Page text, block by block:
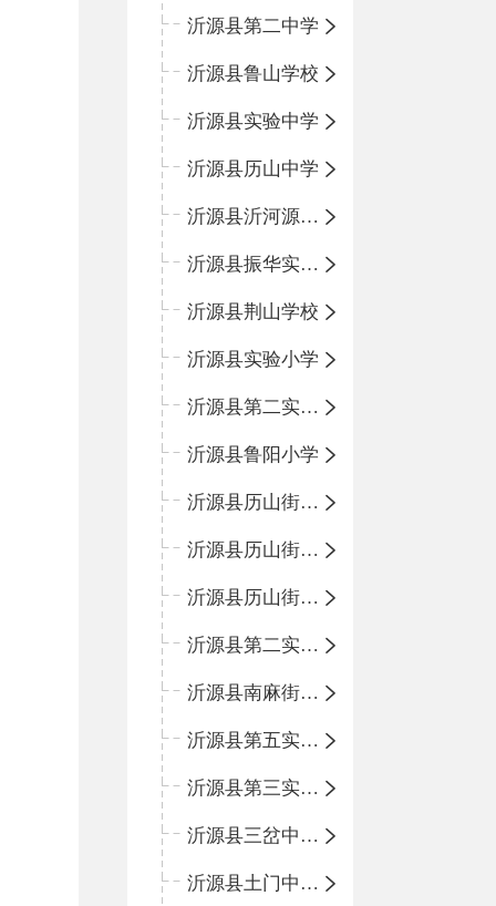
沂源县第二中学
沂源县鲁山学校
沂源县实验中学
沂源县历山中学
沂源县沂河源学校
沂源县振华实验学校
沂源县荆山学校
沂源县实验小学
沂源县第二实验小学
沂源县鲁阳小学
沂源县历山街道办事处振兴路小学
沂源县历山街道办事处荆山路小学
沂源县历山街道办事处鲁山路小学
沂源县第二实验中学
沂源县南麻街道办事处中心小学
沂源县第五实验小学
沂源县第三实验小学
沂源县三岔中心学校
沂源县土门中心学校